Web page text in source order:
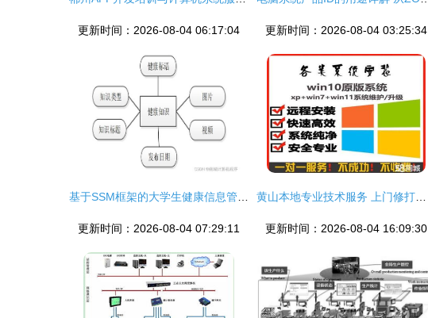
更新时间：2026-08-04 06:17:04 更新时间：2026-08-04 03:25:34
更新时间：2026-08-04 07:29:11 更新时间：2026-08-04 16:09:30